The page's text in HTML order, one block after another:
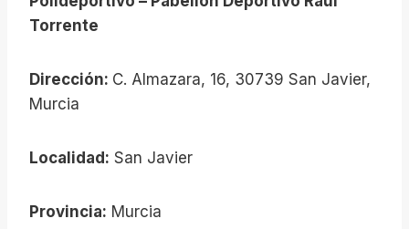
Torrente
Dirección: C. Almazara, 16, 30739 San Javier,
Murcia
Localidad: San Javier
Provincia: Murcia